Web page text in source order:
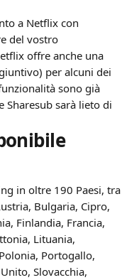
a Netflix con
del vostro
offre anche una
per alcuni dei
sono già
Sharesub sarà lieto di
in oltre 190 Paesi, tra
Bulgaria, Cipro,
Finlandia, Francia,
Lituania,
Portogallo,
Slovacchia,